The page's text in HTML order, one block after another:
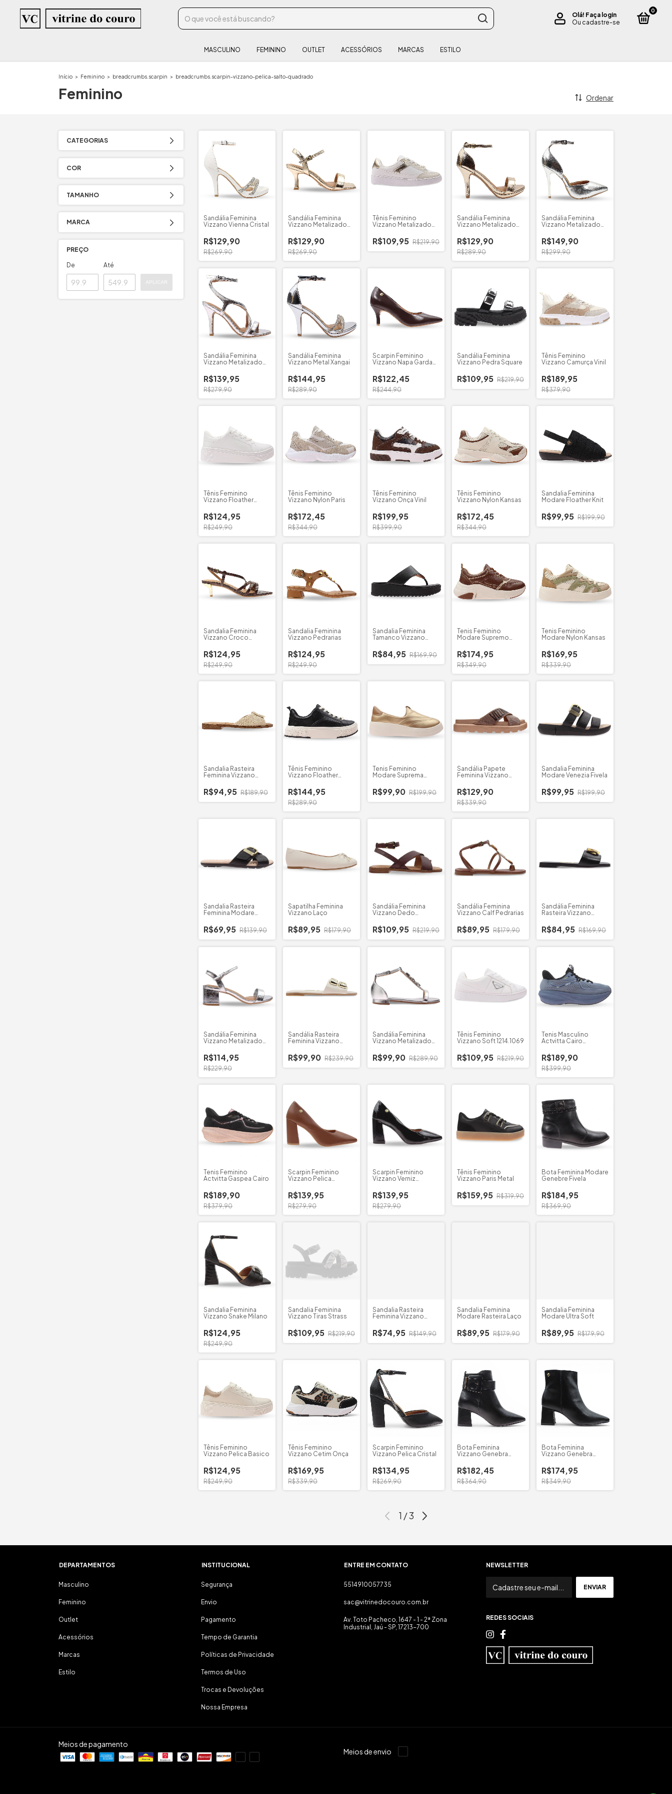
Olá! Faça login
Ou cadastre-se
0
MASCULINO FEMININO OUTLET ACESSÓRIOS MARCAS ESTILO
Início > Feminino > breadcrumbs.scarpin > breadcrumbs.scarpin-vizzano-pelica-salto-quadrado
Feminino Ordenar
CATEGORIAS
COR
TAMANHO
MARCA
PREÇO
De Até
Sandália Feminina
Vizzano Vienna Cristal
R$129,90
R$269,90
Sandália Feminina
Vizzano Metalizado
R$129,90
R$269,90
Tênis Feminino
Vizzano Metalizado
R$109,95 R$219,90
Sandália Feminina
Vizzano Metalizado
R$129,90
R$289,90
Sandália Feminina
Vizzano Metalizado
R$149,90
R$299,90
Sandália Feminina
Vizzano Metalizado
R$139,95
R$279,90
Sandália Feminina
Vizzano Metal Xangai
R$144,95
R$289,90
Scarpin Feminino
Vizzano Napa Garda
R$122,45
R$244,90
Sandália Feminina
Vizzano Pedra Square
R$109,95 R$219,90
Tênis Feminino
Vizzano Camurça Vinil
R$189,95
R$379,90
Tênis Feminino
Vizzano Floather
R$124,95
R$249,90
Tênis Feminino
Vizzano Nylon Paris
R$172,45
R$344,90
Tênis Feminino
Vizzano Onça Vinil
R$199,95
R$399,90
Tênis Feminino
Vizzano Nylon Kansas
R$172,45
R$344,90
Sandalia Feminina
Modare Floather Knit
R$99,95 R$199,90
Sandalia Feminina
Vizzano Croco
R$124,95
R$249,90
Sandalia Feminina
Vizzano Pedrarias
R$124,95
R$249,90
Sandalia Feminina
Tamanco Vizzano
R$84,95 R$169,90
Tenis Feminino
Modare Supremo
R$174,95
R$349,90
Tenis Feminino
Modare Nylon Kansas
R$169,95
R$339,90
Sandalia Rasteira
Feminina Vizzano
R$94,95 R$189,90
Tênis Feminino
Vizzano Floather
R$144,95
R$289,90
Tenis Feminino
Modare Suprema
R$99,90 R$199,90
Sandália Papete
Feminina Vizzano
R$129,90
R$339,90
Sandalia Feminina
Modare Venezia Fivela
R$99,95 R$199,90
Sandalia Rasteira
Feminina Modare
R$69,95 R$139,90
Sapatilha Feminina
Vizzano Laço
R$89,95 R$179,90
Sandália Feminina
Vizzano Dedo
R$109,95 R$219,90
Sandália Feminina
Vizzano Calf Pedrarias
R$89,95 R$179,90
Sandália Feminina
Rasteira Vizzano
R$84,95 R$169,90
Sandália Feminina
Vizzano Metalizado
R$114,95
R$229,90
Sandália Rasteira
Feminina Vizzano
R$99,90 R$239,90
Sandália Feminina
Vizzano Metalizado
R$99,90 R$289,90
Tênis Feminino
Vizzano Soft 1214.1069
R$109,95 R$219,90
Tenis Masculino
Actvitta Cairo
R$189,90
R$399,90
Tenis Feminino
Actvitta Gaspea Cairo
R$189,90
R$379,90
Scarpin Feminino
Vizzano Pelica
R$139,95
R$279,90
Scarpin Feminino
Vizzano Verniz
R$139,95
R$279,90
Tênis Feminino
Vizzano Paris Metal
R$159,95 R$319,90
Bota Feminina Modare
Genebre Fivela
R$184,95
R$369,90
Sandalia Feminina
Vizzano Snake Milano
R$124,95
R$249,90
Sandalia Feminina
Vizzano Tiras Strass
R$109,95 R$219,90
Sandalia Rasteira
Feminina Vizzano
R$74,95 R$149,90
Sandalia Feminina
Modare Rasteira Laço
R$89,95 R$179,90
Sandalia Feminina
Modare Ultra Soft
R$89,95 R$179,90
Tênis Feminino
Vizzano Pelica Basico
R$124,95
R$249,90
Tênis Feminino
Vizzano Cetim Onça
R$169,95
R$339,90
Scarpin Feminino
Vizzano Pelica Cristal
R$134,95
R$269,90
Bota Feminina
Vizzano Genebra
R$182,45
R$364,90
Bota Feminina
Vizzano Genebra
R$174,95
R$349,90
1 /3
DEPARTAMENTOS
Masculino
Feminino
Outlet
Acessórios
Marcas
Estilo
INSTITUCIONAL
Segurança
Envio
Pagamento
Tempo de Garantia
Políticas de Privacidade
Termos de Uso
Trocas e Devoluções
Nossa Empresa
ENTRE EM CONTATO
5514910057735
sac@vitrinedocouro.com.br
Av. Toto Pacheco, 1647 - 1 - 2ª Zona
Industrial, Jaú - SP, 17213-700
NEWSLETTER
REDES SOCIAIS
Meios de pagamento
Meios de envio